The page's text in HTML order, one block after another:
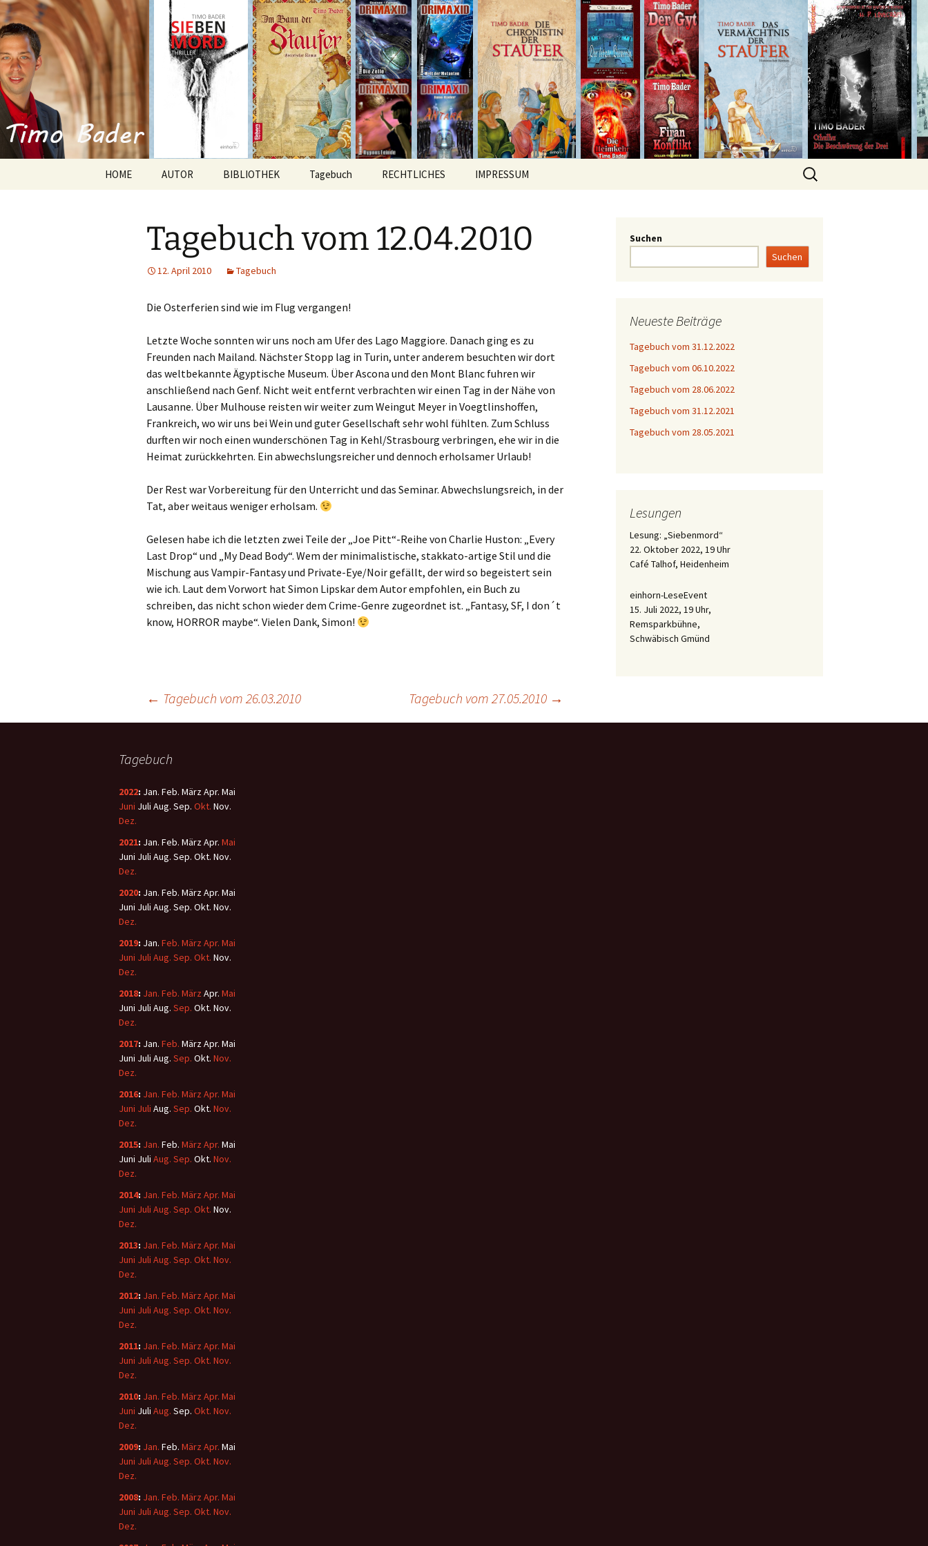
Timo Bader
Willkommen im Reich der Geschichten
HOME AUTOR BIBLIOTHEK
Anthologien
Kurzgeschichten
Tagebuch RECHTLICHES IMPRESSUM
Tagebuch vom 12.04.2010
12. April 2010 Tagebuch
Die Osterferien sind wie im Flug vergangen!
Letzte Woche sonnten wir uns noch am Ufer des Lago Maggiore. Danach ging es zu
Freunden nach Mailand. Nächster Stopp lag in Turin, unter anderem besuchten wir dort
das weltbekannte Ägyptische Museum. Über Ascona und den Mont Blanc fuhren wir
anschließend nach Genf. Nicht weit entfernt verbrachten wir einen Tag in der Nähe von
Lausanne. Über Mulhouse reisten wir weiter zum Weingut Meyer in Voegtlinshoffen,
Frankreich, wo wir uns bei Wein und guter Gesellschaft sehr wohl fühlten. Zum Schluss
durften wir noch einen wunderschönen Tag in Kehl/Strasbourg verbringen, ehe wir in die
Heimat zurückkehrten. Ein abwechslungsreicher und dennoch erholsamer Urlaub!
Der Rest war Vorbereitung für den Unterricht und das Seminar. Abwechslungsreich, in der
Tat, aber weitaus weniger erholsam.
Gelesen habe ich die letzten zwei Teile der „Joe Pitt“-Reihe von Charlie Huston: „Every
Last Drop“ und „My Dead Body“. Wem der minimalistische, stakkato-artige Stil und die
Mischung aus Vampir-Fantasy und Private-Eye/Noir gefällt, der wird so begeistert sein
wie ich. Laut dem Vorwort hat Simon Lipskar dem Autor empfohlen, ein Buch zu
schreiben, das nicht schon wieder dem Crime-Genre zugeordnet ist. „Fantasy, SF, I don´t
know, HORROR maybe“. Vielen Dank, Simon!
← Tagebuch vom 26.03.2010 Tagebuch vom 27.05.2010 →
Suchen
Suchen
Neueste Beiträge
Tagebuch vom 31.12.2022
Tagebuch vom 06.10.2022
Tagebuch vom 28.06.2022
Tagebuch vom 31.12.2021
Tagebuch vom 28.05.2021
Lesungen
Lesung: „Siebenmord“
22. Oktober 2022, 19 Uhr
Café Talhof, Heidenheim
einhorn-LeseEvent
15. Juli 2022, 19 Uhr,
Remsparkbühne,
Schwäbisch Gmünd
Tagebuch
2022: Jan. Feb. MärzApr. Mai
Juni Juli Aug. Sep. Okt. Nov.
Dez.
2021: Jan. Feb. MärzApr. Mai
Juni Juli Aug. Sep. Okt. Nov.
Dez.
2020: Jan. Feb. MärzApr. Mai
Juni Juli Aug. Sep. Okt. Nov.
Dez.
2019: Jan. Feb. März Apr. Mai
Juni Juli Aug. Sep. Okt. Nov.
Dez.
2018: Jan. Feb. März Apr. Mai
Juni Juli Aug. Sep. Okt. Nov.
Dez.
2017: Jan. Feb. MärzApr. Mai
Juni Juli Aug. Sep. Okt. Nov.
Dez.
2016: Jan. Feb. März Apr. Mai
Juni Juli Aug. Sep. Okt. Nov.
Dez.
2015: Jan. Feb. März Apr. Mai
Juni Juli Aug. Sep. Okt. Nov.
Dez.
2014: Jan. Feb. März Apr. Mai
Juni Juli Aug. Sep. Okt. Nov.
Dez.
2013: Jan. Feb. März Apr. Mai
Juni Juli Aug. Sep. Okt. Nov.
Dez.
2012: Jan. Feb. März Apr. Mai
Juni Juli Aug. Sep. Okt. Nov.
Dez.
2011: Jan. Feb. März Apr. Mai
Juni Juli Aug. Sep. Okt. Nov.
Dez.
2010: Jan. Feb. März Apr. Mai
Juni Juli Aug. Sep. Okt. Nov.
Dez.
2009: Jan. Feb. März Apr. Mai
Juni Juli Aug. Sep. Okt. Nov.
Dez.
2008: Jan. Feb. März Apr. Mai
Juni Juli Aug. Sep. Okt. Nov.
Dez.